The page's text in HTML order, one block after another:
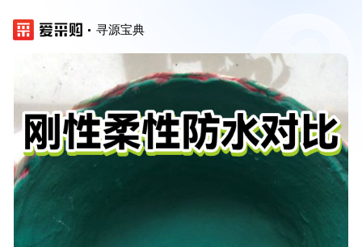
寻源宝典